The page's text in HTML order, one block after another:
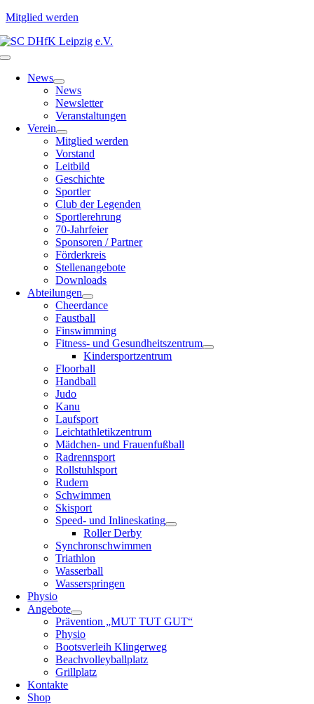
Mitglied werden
Zum
Inhalt
Toggle
NavigationNews
News
Newsletter
Veranstaltungen
Verein
Mitglied werden
Vorstand
Leitbild
Geschichte
Sportler
Club der Legenden
Sportlerehrung
70-Jahrfeier
Sponsoren / Partner
Förderkreis
Stellenangebote
Downloads
Abteilungen
Cheerdance
Faustball
Finswimming
Fitness- und Gesundheitszentrum
Kindersportzentrum
Floorball
Handball
Judo
Kanu
Laufsport
Leichtathletikzentrum
Mädchen- und Frauenfußball
Radrennsport
Rollstuhlsport
Rudern
Schwimmen
Skisport
Speed- und Inlineskating
Roller Derby
Synchronschwimmen
Triathlon
Wasserball
Wasserspringen
Physio
Angebote
Prävention „MUT TUT GUT“
Physio
Bootsverleih Klingerweg
Beachvolleyballplatz
Grillplatz
Kontakte
Shop